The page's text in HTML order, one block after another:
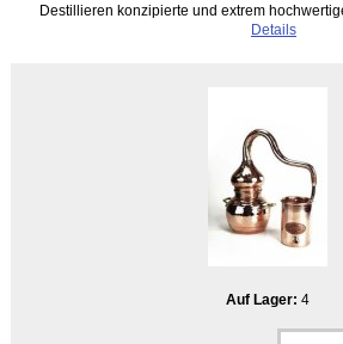
Destillieren konzipierte und extrem
Details
Auf Lager: 4